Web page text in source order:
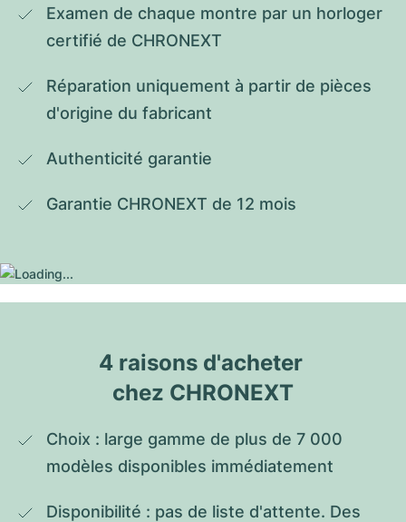
Examen de chaque montre par un horloger
certifié de CHRONEXT
Réparation uniquement à partir de pièces
d'origine du fabricant
Authenticité garantie
Garantie CHRONEXT de 12 mois
4 raisons d'acheter
chez CHRONEXT
Choix : large gamme de plus de 7 000
modèles disponibles immédiatement
Disponibilité : pas de liste d'attente. Des